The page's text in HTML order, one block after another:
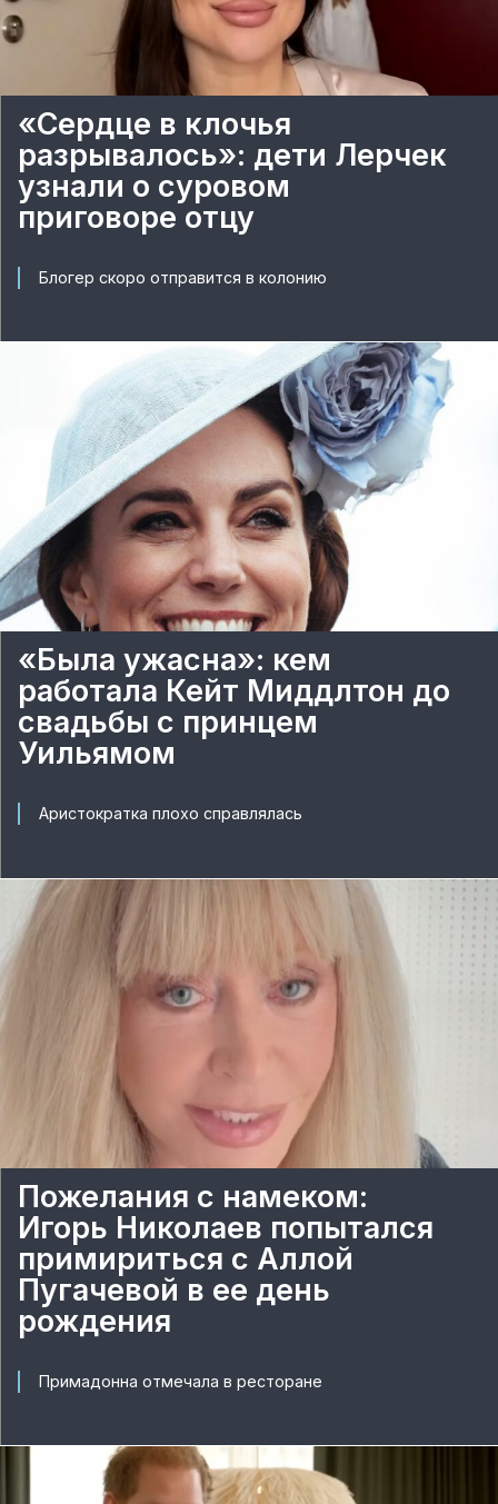
«Сердце в клочья
разрывалось»: дети Лерчек
узнали о суровом
приговоре отцу
Блогер скоро отправится в колонию
«Была ужасна»: кем
работала Кейт Миддлтон до
свадьбы с принцем
Уильямом
Аристократка плохо справлялась
Пожелания с намеком:
Игорь Николаев попытался
примириться с Аллой
Пугачевой в ее день
рождения
Примадонна отмечала в ресторане